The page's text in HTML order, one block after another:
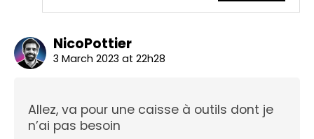
NicoPottier
3 March 2023 at 22h28
Allez, va pour une caisse à outils dont je
n’ai pas besoin